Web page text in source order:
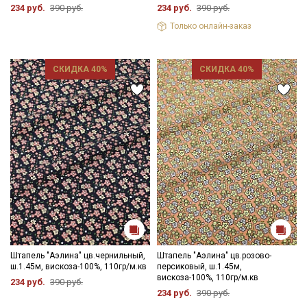
Цветопередача может отличаться от оригинального цвета
ткани в зависимости от настроек вашего монитора и в
234 руб. 390 руб. 234 руб. 390 руб.
Только онлайн-заказ
СКИДКА 40%
Штапель "Аэлина" цв.чернильный,
ш.1.45м, вискоза-100%, 110гр/м.кв
234 руб. 390 руб.
СКИДКА 40%
Штапель "Аэлина" цв.розово-
персиковый, ш.1.45м,
вискоза-100%, 110гр/м.кв
234 руб. 390 руб.